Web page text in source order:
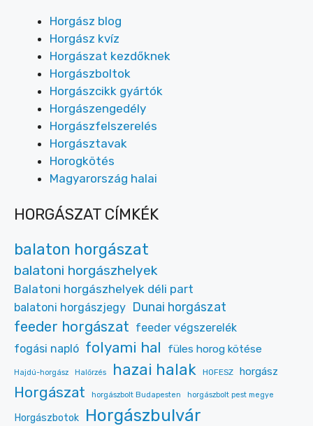
Horgász blog
Horgász kvíz
Horgászat kezdőknek
Horgászboltok
Horgászcikk gyártók
Horgászengedély
Horgászfelszerelés
Horgásztavak
Horogkötés
Magyarország halai
HORGÁSZAT CÍMKÉK
balaton horgászat
balatoni horgászhelyek
Balatoni horgászhelyek déli part
balatoni horgászjegy Dunai horgászat
feeder horgászat feeder végszerelék
fogási napló folyami hal füles horog kötése
Hajdú-horgász Halőrzés hazai halak HOFESZ horgász
Horgászat horgászbolt Budapesten horgászbolt pest megye
Horgászbotok Horgászbulvár